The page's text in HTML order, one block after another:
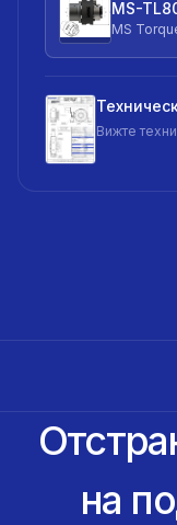
MS-
MS
Вижте
на